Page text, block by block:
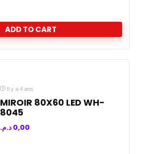
ADD TO CART
Il y a 4 ans
MIROIR 80X60 LED WH-
8045
0,00 د.م.